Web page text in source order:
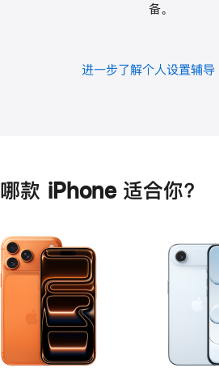
备。
进一步了解个人设置辅导
哪款 iPhone 适合你？